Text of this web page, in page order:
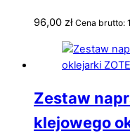
96,00 zł Cena brutto:
Zestaw
klejowego